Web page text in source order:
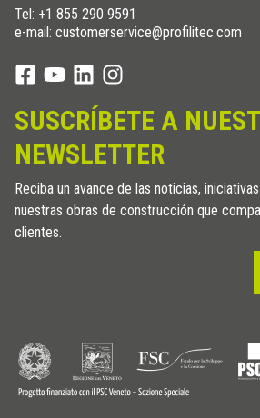
Tel: +1 855 290 9591
e-mail: customerservice@profilitec.com
SUSCRÍBETE A
NEWSLETTER
Reciba un avance de las noticias,
nuestras obras de construcción que
clientes.